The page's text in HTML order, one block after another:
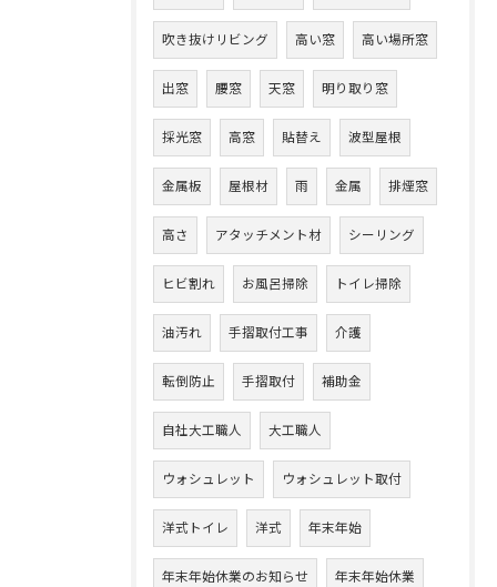
吹き抜けリビング 高い窓 高い場所窓
出窓 腰窓 天窓 明り取り窓
採光窓 高窓 貼替え 波型屋根
金属板 屋根材 雨 金属 排煙窓
高さ アタッチメント材 シーリング
ヒビ割れ お風呂掃除 トイレ掃除
油汚れ 手摺取付工事 介護
転倒防止 手摺取付 補助金
自社大工職人 大工職人
ウォシュレット ウォシュレット取付
洋式トイレ 洋式 年末年始
年末年始休業のお知らせ 年末年始休業